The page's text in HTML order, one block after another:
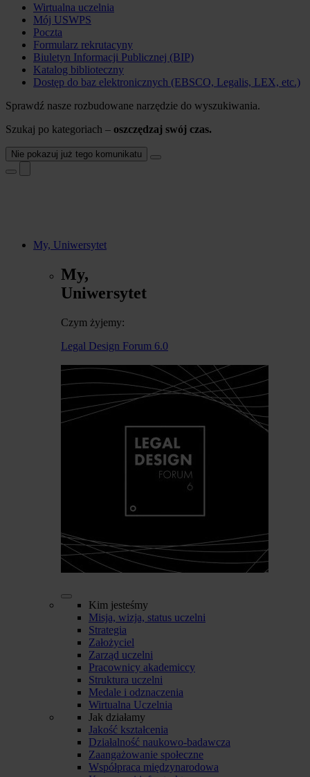
Wirtualna uczelnia
Mój USWPS
Poczta
Formularz rekrutacyny
Biuletyn Informacji Publicznej (BIP)
Katalog biblioteczny
Dostęp do baz elektronicznych (EBSCO, Legalis, LEX, etc.)
Sprawdź nasze rozbudowane narzędzie do wyszukiwania.
Szukaj po kategoriach – oszczędzaj swój czas.
Nie pokazuj już tego komunikatu
My, Uniwersytet
My,
Uniwersytet
Czym żyjemy:
Legal Design Forum 6.0
Kim jesteśmy
Misja, wizja, status uczelni
Strategia
Założyciel
Zarząd uczelni
Pracownicy akademiccy
Struktura uczelni
Medale i odznaczenia
Wirtualna Uczelnia
Jak działamy
Jakość kształcenia
Działalność naukowo-badawcza
Zaangażowanie społeczne
Współpraca międzynarodowa